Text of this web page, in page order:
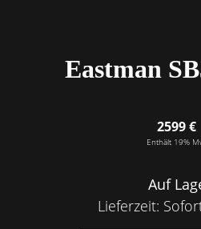
Eastman
2599 €
Enthält 19%
Auf
Lieferzeit: